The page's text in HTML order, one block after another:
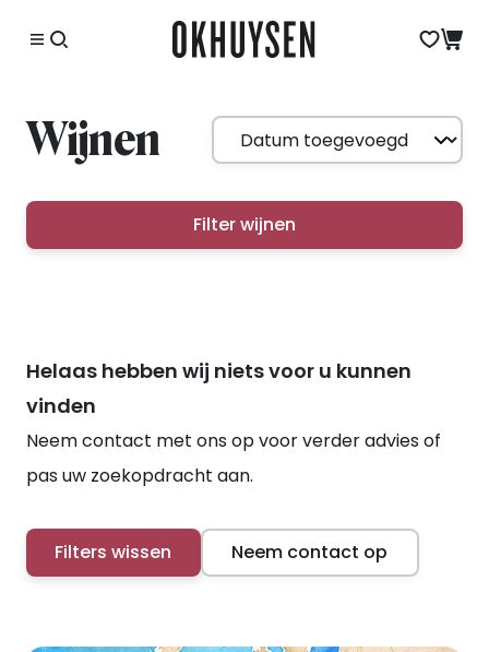
Wijnen
Filter wijnen
Helaas hebben wij niets voor u kunnen
vinden
Neem contact met ons op voor verder advies of
pas uw zoekopdracht aan.
Filters wissen Neem contact op